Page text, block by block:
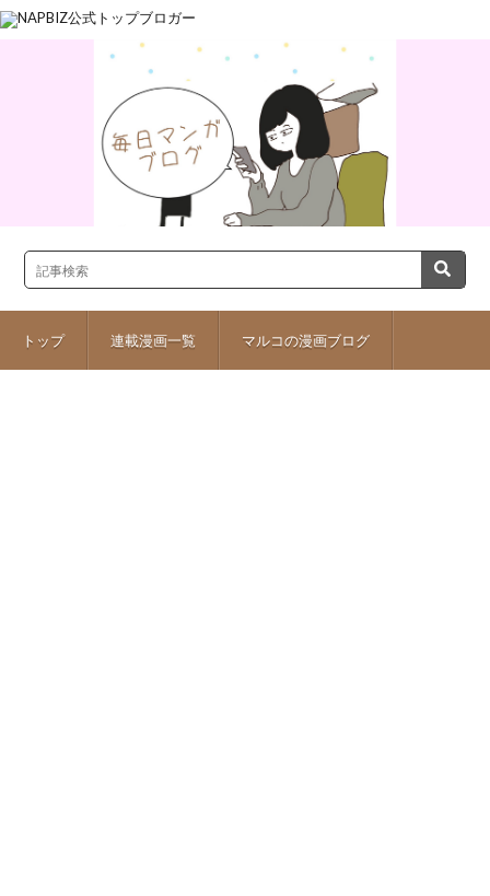
トップ 連載漫画一覧 マルコの漫画ブログ